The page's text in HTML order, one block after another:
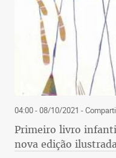
04:00 - 08/10/2021 -
Primeiro livro
nova edição